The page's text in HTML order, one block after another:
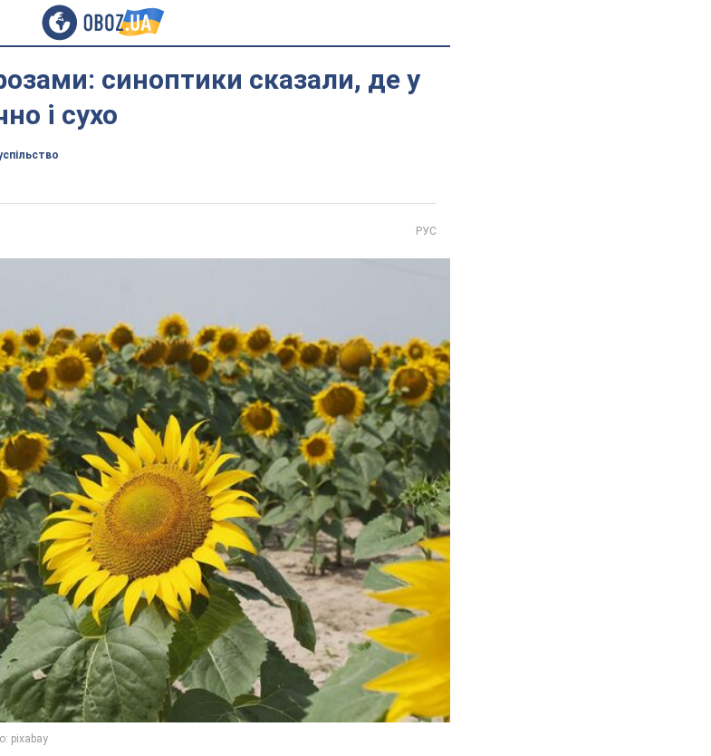
синоптики сказали, де у
і сухо
РУС